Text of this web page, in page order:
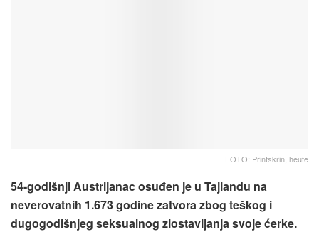
FOTO: Printskrin, heute
54-godišnji Austrijanac osuđen je u Tajlandu na
neverovatnih 1.673 godine zatvora zbog teškog i
dugogodišnjeg seksualnog zlostavljanja svoje ćerke.